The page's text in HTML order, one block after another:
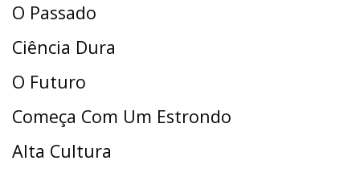
O Passado
Ciência Dura
O Futuro
Começa Com Um Estrondo
Alta Cultura